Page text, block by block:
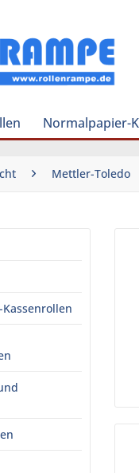
Normalpapier-
Mettler-Toledo